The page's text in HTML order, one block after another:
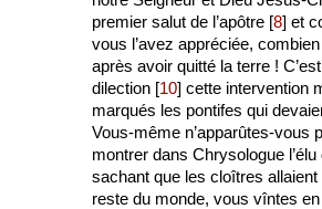
premier salut de l’apôtre [8] et
vous l’avez appréciée,
après avoir quitté la terre !
dilection [10] cette intervention
marqués les pontifes qui
Vous-même n’apparûtes-vous
montrer dans Chrysologue
sachant que les cloîtres
reste du monde, vous vîntes